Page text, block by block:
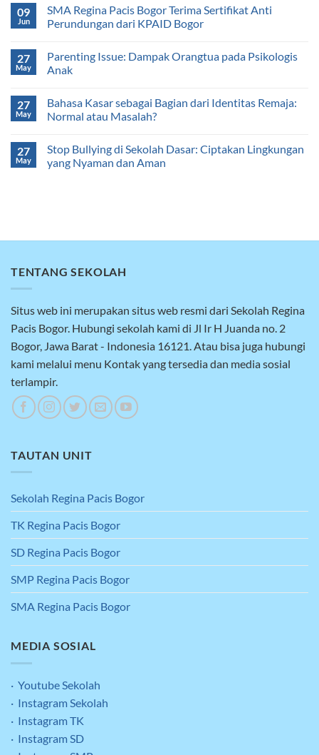
09
Jun
SMA Regina Pacis Bogor Terima Sertifikat Anti
Perundungan dari KPAID Bogor
27
May
Parenting Issue: Dampak Orangtua pada Psikologis
Anak
27
May
Bahasa Kasar sebagai Bagian dari Identitas Remaja:
Normal atau Masalah?
27
May
Stop Bullying di Sekolah Dasar: Ciptakan Lingkungan
yang Nyaman dan Aman
TENTANG SEKOLAH
Situs web ini merupakan situs web resmi dari Sekolah Regina
Pacis Bogor. Hubungi sekolah kami di Jl Ir H Juanda no. 2
Bogor, Jawa Barat - Indonesia 16121. Atau bisa juga hubungi
kami melalui menu Kontak yang tersedia dan media sosial
terlampir.
TAUTAN UNIT
Sekolah Regina Pacis Bogor
TK Regina Pacis Bogor
SD Regina Pacis Bogor
SMP Regina Pacis Bogor
SMA Regina Pacis Bogor
MEDIA SOSIAL
· Youtube Sekolah
· Instagram Sekolah
· Instagram TK
· Instagram SD